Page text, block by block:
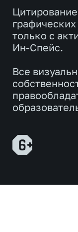
только с
Ин-Спейс.
Все